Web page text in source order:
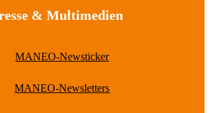
& Multimedien
MANEO-Newsticker
MANEO-Newsletters